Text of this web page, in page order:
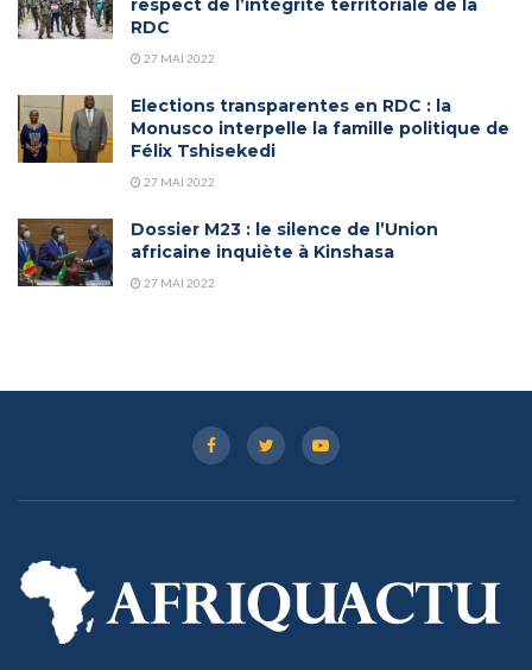
respect de l’intégrité territoriale de la
RDC
27 MAI 2022
Elections transparentes en RDC : la
Monusco interpelle la famille politique de
Félix Tshisekedi
27 MAI 2022
Dossier M23 : le silence de l’Union
africaine inquiète à Kinshasa
27 MAI 2022